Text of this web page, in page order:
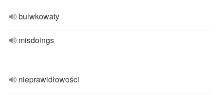
bulwkowaty
misdoings
nieprawidłowości